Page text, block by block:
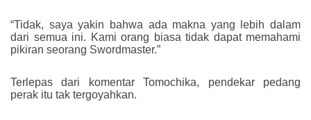
“Tidak, saya yakin bahwa ada makna yang lebih dalam
dari semua ini. Kami orang biasa tidak dapat memahami
pikiran seorang Swordmaster.”
Terlepas dari komentar Tomochika, pendekar pedang
perak itu tak tergoyahkan.